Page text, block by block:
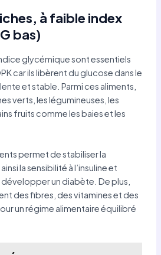
à faible index
bas)
glycémique sont essentiels
car ils libèrent du glucose dans le
et stable. Parmi ces aliments,
verts, les légumineuses, les
fruits comme les baies et les
permet de stabiliser la
la sensibilité à l’insuline et
un diabète. De plus,
des fibres, des vitamines et des
un régime alimentaire équilibré